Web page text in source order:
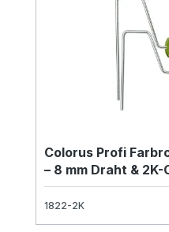
Colorus Profi
– 8 mm Draht &
1822-2K